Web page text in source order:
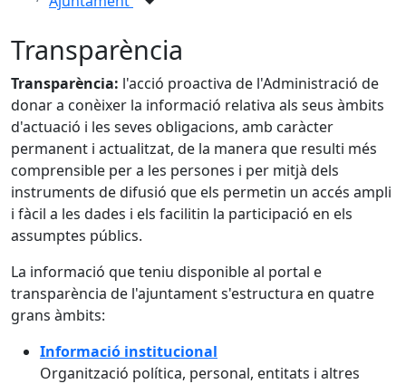
Transparència
Transparència: l'acció proactiva de l'Administració de
donar a conèixer la informació relativa als seus àmbits
d'actuació i les seves obligacions, amb caràcter
permanent i actualitzat, de la manera que resulti més
comprensible per a les persones i per mitjà dels
instruments de difusió que els permetin un accés ampli
i fàcil a les dades i els facilitin la participació en els
assumptes públics.
La informació que teniu disponible al portal e
transparència de l'ajuntament s'estructura en quatre
grans àmbits:
Informació institucional
Organització política, personal, entitats i altres